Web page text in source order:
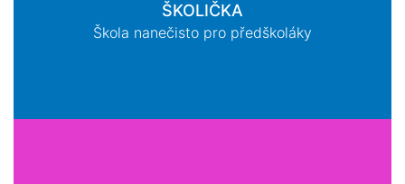
ŠKOLIČKA
Škola nanečisto pro předškoláky